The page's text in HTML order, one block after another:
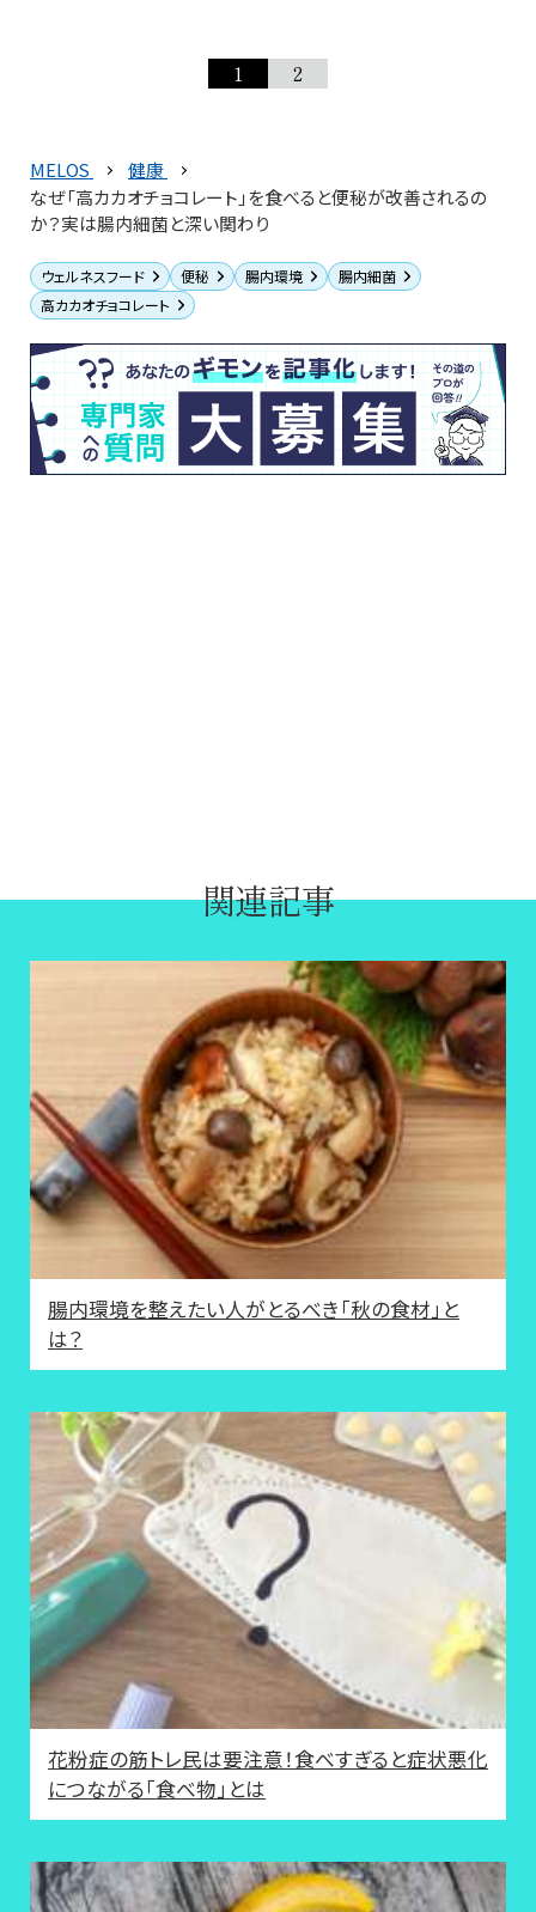
1 2
MELOS
健康
なぜ「高カカオチョコレート」を食べると便秘が改善されるの
か？実は腸内細菌と深い関わり
ウェルネスフード 便秘 腸内環境
腸内細菌
高カカオチョコレート
関連記事
腸内環境を整えたい人がとるべき「秋の食材」と
は？
花粉症の筋トレ民は要注意！食べすぎると症状悪化
につながる「食べ物」とは